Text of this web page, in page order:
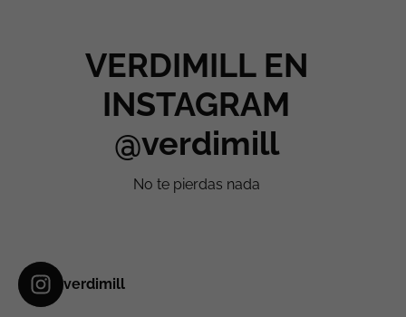
VERDIMILL EN
INSTAGRAM
@verdimill
No te pierdas nada
verdimill